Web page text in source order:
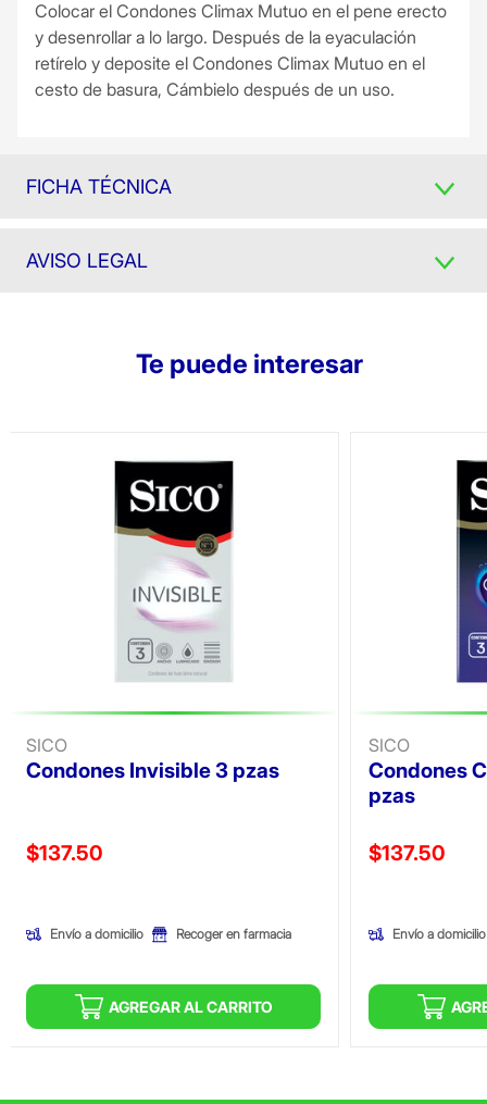
Colocar el Condones Climax Mutuo en el pene erecto
y desenrollar a lo largo. Después de la eyaculación
retírelo y deposite el Condones Climax Mutuo en el
cesto de basura, Cámbielo después de un uso.
FICHA TÉCNICA
AVISO LEGAL
Te puede interesar
SICO
Condones Invisible 3 pzas
Precio reducido de
$137.50
Envío a domicilio Recoger en farmacia
AGREGAR AL CARRITO
SICO
Condones
pzas
Precio
$137.50
Envío a domicilio